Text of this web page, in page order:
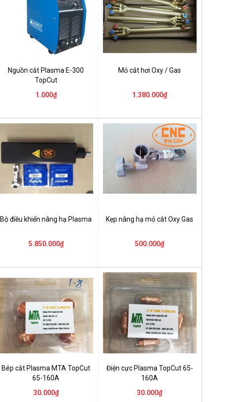
Nguồn cắt Plasma E-300
TopCut
1.000₫
Mỏ cắt hơi Oxy / Gas
1.380.000₫
Bộ điều khiển nâng hạ Plasma
5.850.000₫
Kẹp nâng hạ mỏ cắt Oxy Gas
500.000₫
Bép cắt Plasma MTA TopCut
65-160A
30.000₫
Điện cực Plasma TopCut 65-
160A
30.000₫